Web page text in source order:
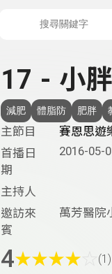
17 - 小
減肥 體脂防 肥胖
主節目
賽恩思遊
首播日
期
2016-05-
主持人
邀訪來
賓
萬芳醫院
4★★★★ (1)